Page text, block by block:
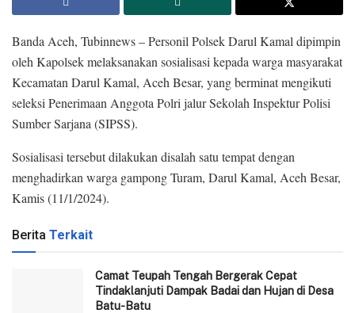
Banda Aceh, Tubinnews – Personil Polsek Darul Kamal dipimpin
oleh Kapolsek melaksanakan sosialisasi kepada warga masyarakat
Kecamatan Darul Kamal, Aceh Besar, yang berminat mengikuti
seleksi Penerimaan Anggota Polri jalur Sekolah Inspektur Polisi
Sumber Sarjana (SIPSS).
Sosialisasi tersebut dilakukan disalah satu tempat dengan
menghadirkan warga gampong Turam, Darul Kamal, Aceh Besar,
Kamis (11/1/2024).
Berita Terkait
Camat Teupah Tengah Bergerak Cepat
Tindaklanjuti Dampak Badai dan Hujan di Desa
Batu-Batu